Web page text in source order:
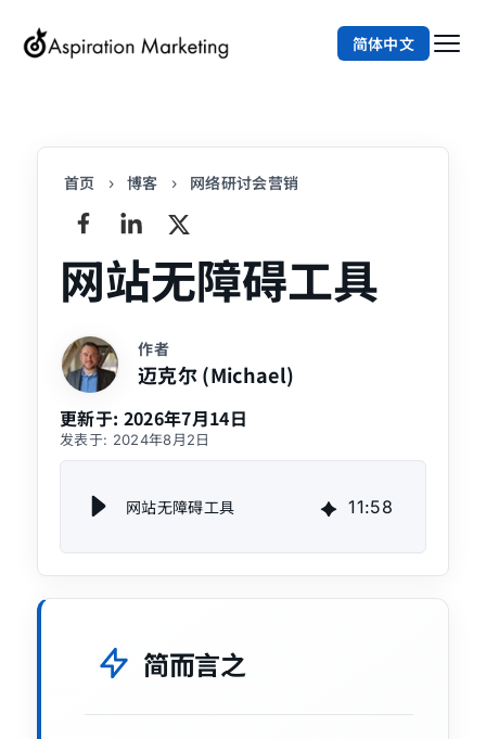
简体中文
首页 › 博客 › 网络研讨会营销
网站无障碍工具
作者
迈克尔 (Michael)
更新于: 2026年7月14日
发表于: 2024年8月2日
网站无障碍工具 11:58
简而言之